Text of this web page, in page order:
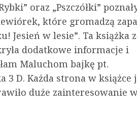
oraz „Pszczółki”
które gromadzą
Jesień w lesie”. Ta książka
dodatkowe informacje i
Maluchom bajkę pt.
3 D. Każda strona w książce
duże zainteresowanie